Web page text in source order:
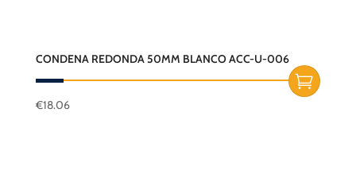
CONDENA REDONDA 50MM BLANCO ACC-U-006
€18.06